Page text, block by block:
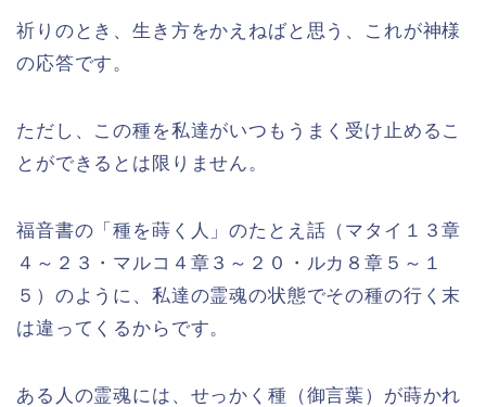
祈りのとき、生き方をかえねばと思う、これが神様
の応答です。
ただし、この種を私達がいつもうまく受け止めるこ
とができるとは限りません。
福音書の「種を蒔く人」のたとえ話（マタイ１３章
４～２３・マルコ４章３～２０・ルカ８章５～１
５）のように、私達の霊魂の状態でその種の行く末
は違ってくるからです。
ある人の霊魂には、せっかく種（御言葉）が蒔かれ